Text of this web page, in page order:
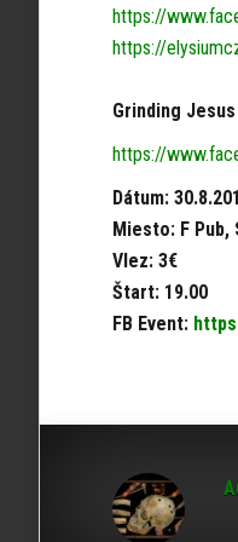
https://
https://
Grinding
https://
Dátum:
Miesto: F Pub,
Vlez: 3€
Štart: 19.00
FB Event: